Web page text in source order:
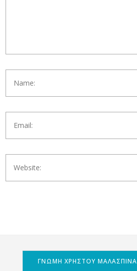
ΓΝΩΜΗ ΧΡΗΣΤΟΥ ΜΑΛΑΣΠΙΝΑ